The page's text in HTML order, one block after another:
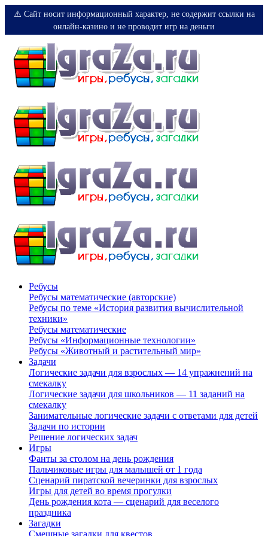
⚠️ Сайт носит информационный характер, не содержит ссылки на
онлайн-казино и не проводит игр на деньги
Ребусы
Ребусы математические (авторские)
Ребусы по теме «История развития вычислительной
техники»
Ребусы математические
Ребусы «Информационные технологии»
Ребусы «Животный и растительный мир»
Задачи
Логические задачи для взрослых — 14 упражнений на
смекалку
Логические задачи для школьников — 11 заданий на
смекалку
Занимательные логические задачи с ответами для детей
Задачи по истории
Решение логических задач
Игры
Фанты за столом на день рождения
Пальчиковые игры для малышей от 1 года
Сценарий пиратской вечеринки для взрослых
Игры для детей во время прогулки
День рождения кота — сценарий для веселого
праздника
Загадки
Смешные загадки для квестов